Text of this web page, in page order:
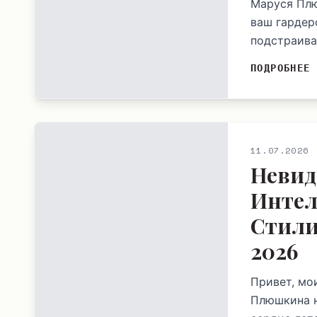
Маруся
ваш
ПОДРОБНЕЕ
11.07.2026
2026
Привет,
Плюшкина